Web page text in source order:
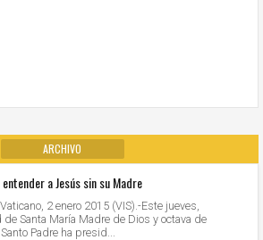
ARCHIVO
entender a Jesús sin su Madre
2 enero 2015 (VIS).-Este jueves,
Santa María Madre de Dios y octava de
Padre ha presid...